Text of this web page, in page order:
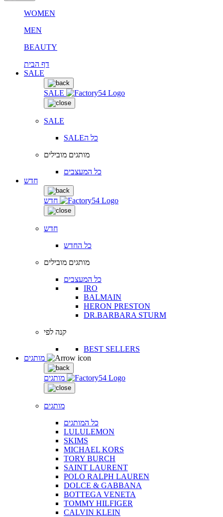
WOMEN
MEN
BEAUTY
דף הבית
SALE
SALE
SALE
SALEכל ה
מותגים מובילים
כל המעצבים
חדש
חדש
חדש
כל החדש
מותגים מובילים
כל המעצבים
IRO
BALMAIN
HERON PRESTON
DR.BARBARA STURM
קנה לפי
BEST SELLERS
מותגים
מותגים
כל המותגים
LULULEMON
SKIMS
MICHAEL KORS
TORY BURCH
SAINT LAURENT
POLO RALPH LAUREN
DOLCE & GABBANA
BOTTEGA VENETA
TOMMY HILFIGER
CALVIN KLEIN